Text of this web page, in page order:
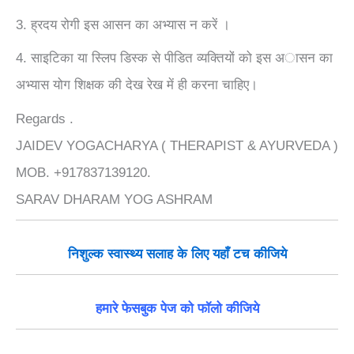
3. ह्रदय रोगी इस आसन का अभ्यास न करें ।
4. साइटिका या स्लिप डिस्क से पीडित व्यक्तियों को इस अासन का
अभ्यास योग शिक्षक की देख रेख में ही करना चाहिए।
Regards .
JAIDEV YOGACHARYA ( THERAPIST & AYURVEDA )
MOB. +917837139120.
SARAV DHARAM YOG ASHRAM
निशुल्क स्वास्थ्य सलाह के लिए यहाँ टच कीजिये
हमारे फेसबुक पेज को फॉलो कीजिये